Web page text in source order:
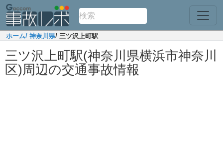
ホーム/ 神奈川県/ 三ツ沢上町駅
三ツ沢上町駅(神奈川県横浜市神奈川
区)周辺の交通事故情報